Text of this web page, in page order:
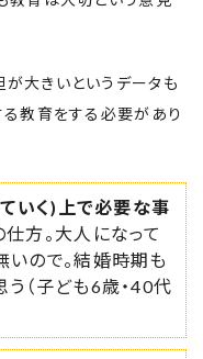
大きいというデータも
る教育をする必要があり
いく)上で必要な事
方。大人になって
ので。結婚時期も
（子ども6歳・40代